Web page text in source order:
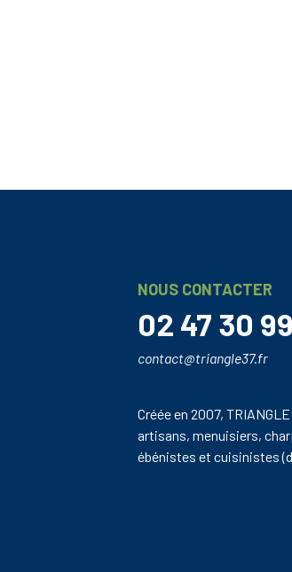
NOUS CONTACTER
02 47 30
contact@triangle37.fr
Créée en 2007,
artisans, menuisiers,
ébénistes et cuisinistes